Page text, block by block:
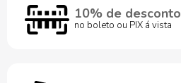
10% de desconto
no boleto ou PIX á vista